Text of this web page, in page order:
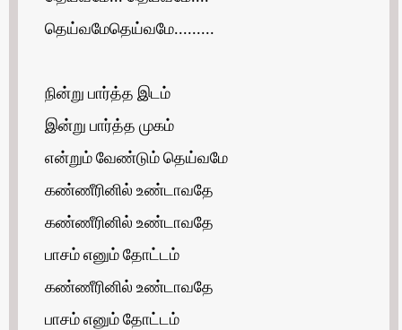
தெய்வமேதெய்வமே.........
நின்று பார்த்த இடம்
இன்று பார்த்த முகம்
என்றும் வேண்டும் தெய்வமே
கண்ணீரினில் உண்டாவதே
கண்ணீரினில் உண்டாவதே
பாசம் எனும் தோட்டம்
கண்ணீரினில் உண்டாவதே
பாசம் எனும் தோட்டம்